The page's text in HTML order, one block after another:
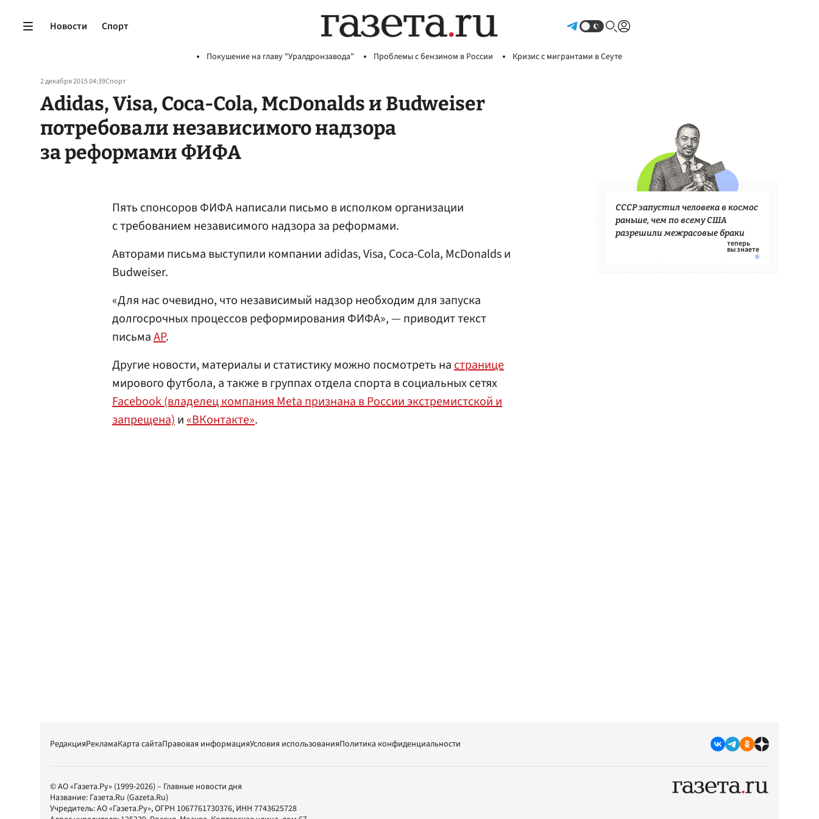
Новости Спорт
Покушение на главу "Уралдронзавода" Проблемы с бензином в России Кризис с мигрантами в Сеуте
2 декабря 2015 04:39Спорт
Adidas, Visa, Coca-Cola, McDonalds и Budweiser
потребовали независимого надзора
за реформами ФИФА
Пять спонсоров ФИФА написали письмо в исполком организации
с требованием независимого надзора за реформами.
Авторами письма выступили компании аdidas, Visa, Coca-Cola, McDonalds и
Budweiser.
«Для нас очевидно, что независимый надзор необходим для запуска
долгосрочных процессов реформирования ФИФА», — приводит текст
письмаAP.
Другие новости, материалы и статистику можно посмотреть настранице
мирового футбола, а также в группах отдела спорта в социальных сетях
Facebook (владелец компания Meta признана в России экстремистской и
запрещена)и«ВКонтакте».
СССР запустил человека в космос
раньше, чем по всему США
разрешили межрасовые браки
РедакцияРекламаКарта сайтаПравовая информацияУсловия использованияПолитика конфиденциальности
© АО «Газета.Ру» (1999-2026) – Главные новости дня
Название: Газета.Ru (Gazeta.Ru)
Учредитель:АО «Газета.Ру», ОГРН 1067761730376, ИНН 7743625728